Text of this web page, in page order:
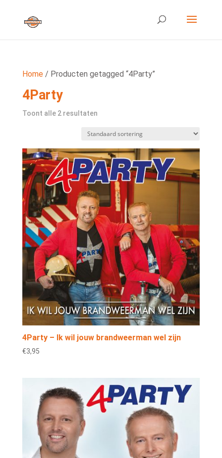
Home/ Producten getagged “4Party”
4Party
Toont alle 2 resultaten
4Party – Ik wil jouw brandweerman wel zijn
€3,95